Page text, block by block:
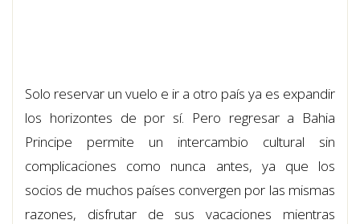
Solo reservar un vuelo e ir a otro país ya es expandir
los horizontes de por sí. Pero regresar a Bahia
Principe permite un intercambio cultural sin
complicaciones como nunca antes, ya que los
socios de muchos países convergen por las mismas
razones, disfrutar de sus vacaciones mientras